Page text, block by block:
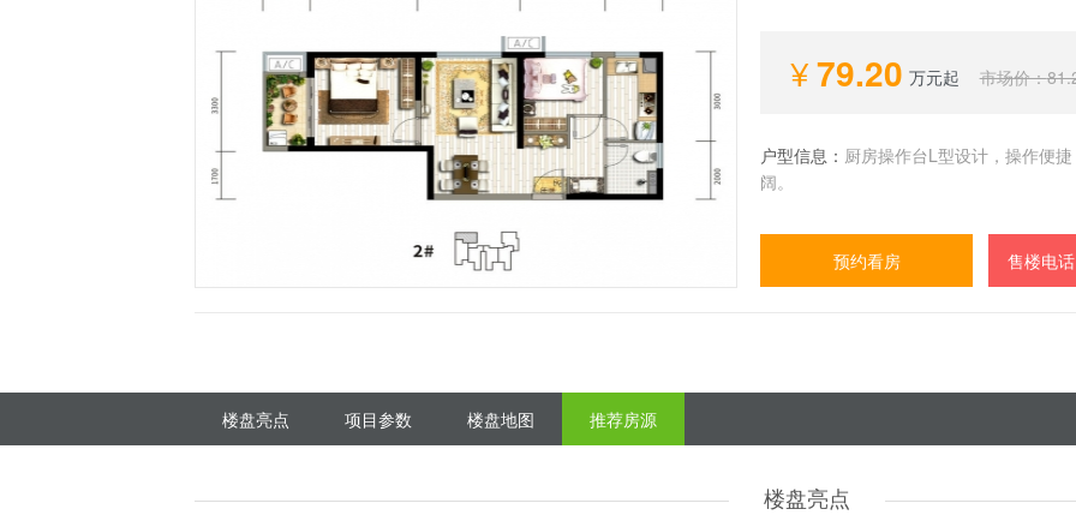
79.20 万元起 市场价：
户型信息： 厨房操作台L型设计，操作便
阔。
预约看房 售楼电
楼盘亮点 项目参数 楼盘地图 推荐房源
楼盘亮点